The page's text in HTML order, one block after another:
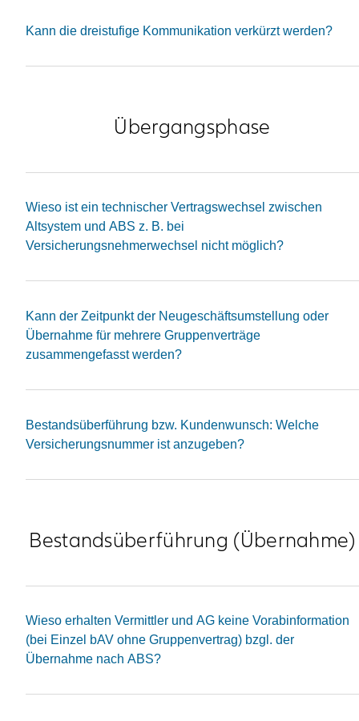
Kann die dreistufige Kommunikation verkürzt werden?
Übergangsphase
Wieso ist ein technischer Vertragswechsel zwischen
Altsystem und ABS z. B. bei
Versicherungsnehmerwechsel nicht möglich?
Kann der Zeitpunkt der Neugeschäftsumstellung oder
Übernahme für mehrere Gruppenverträge
zusammengefasst werden?
Bestandsüberführung bzw. Kundenwunsch: Welche
Versicherungsnummer ist anzugeben?
Bestandsüberführung (Übernahme)
Wieso erhalten Vermittler und AG keine Vorabinformation
(bei Einzel bAV ohne Gruppenvertrag) bzgl. der
Übernahme nach ABS?